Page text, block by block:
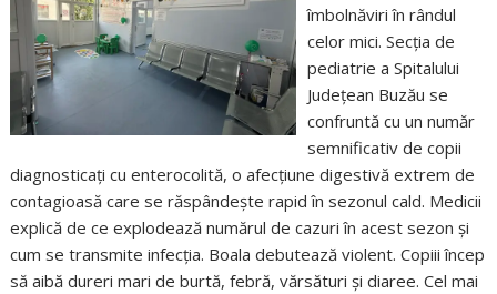
îmbolnăviri în rândul
celor mici. Secția de
pediatrie a Spitalului
Județean Buzău se
confruntă cu un număr
semnificativ de copii
diagnosticați cu enterocolită, o afecțiune digestivă extrem de
contagioasă care se răspândește rapid în sezonul cald. Medicii
explică de ce explodează numărul de cazuri în acest sezon și
cum se transmite infecția. Boala debutează violent. Copiii încep
să aibă dureri mari de burtă, febră, vărsături și diaree. Cel mai